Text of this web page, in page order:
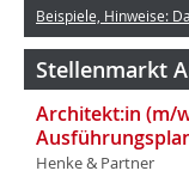
Beispiele, Hinweise:
Stellenmarkt
Architekt:in (m/
Henke & Partner